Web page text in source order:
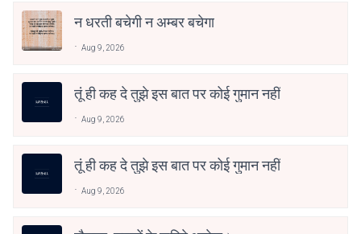
न धरती बचेगी न अम्बर बचेगा
Aug 9, 2026
तूं ही कह दे तुझे इस बात पर कोई गुमान नहीं
Aug 9, 2026
तूं ही कह दे तुझे इस बात पर कोई गुमान नहीं
Aug 9, 2026